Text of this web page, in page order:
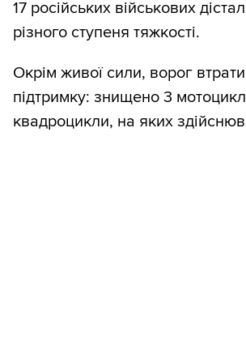
17 російських військових
різного ступеня тяжкості.
Окрім живої сили, ворог
підтримку: знищено 3
квадроцикли, на яких